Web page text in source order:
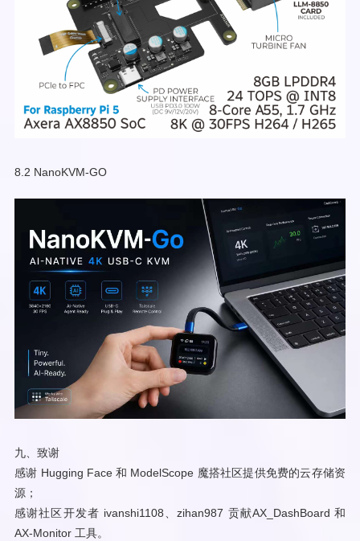
8.2 NanoKVM-GO
九、致谢
感谢 Hugging Face 和 ModelScope 魔搭社区提供免费的云存储资
源；
感谢社区开发者 ivanshi1108、zihan987 贡献AX_DashBoard 和
AX-Monitor 工具。